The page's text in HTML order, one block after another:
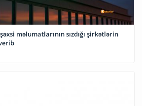
məlumatlarının sızdığı şirkətlərin